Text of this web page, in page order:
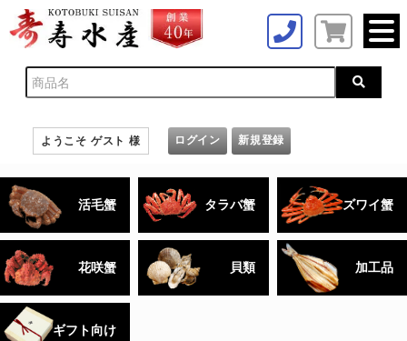
ようこそ ゲスト 様 ログイン 新規登録
活毛蟹 タラバ蟹 ズワイ蟹
花咲蟹 貝類 加工品
ギフト向け